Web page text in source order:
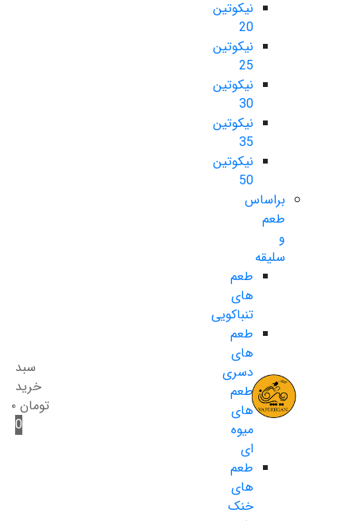
نیکوتین
20
نیکوتین
25
نیکوتین
30
نیکوتین
35
نیکوتین
50
براساس
طعم
و
سلیقه
طعم
های
تنباکویی
طعم
های
دسری
طعم
های
میوه
ای
طعم
های
خنک
سبد
خرید
تومان ۰
0